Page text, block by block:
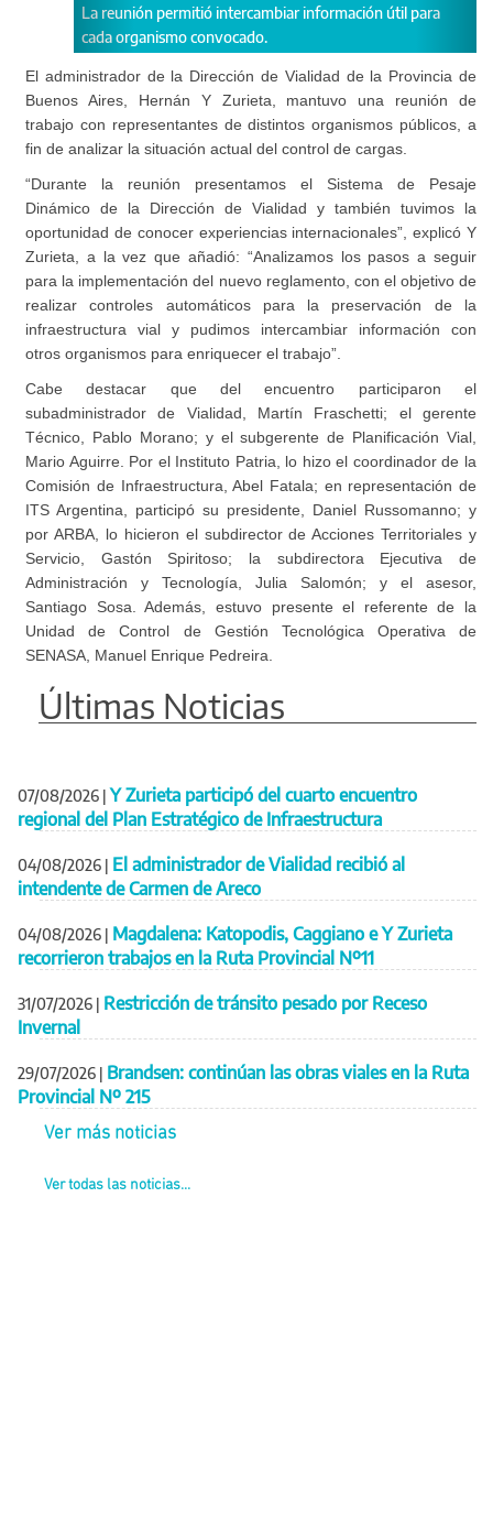
intercambiar información útil para
convocado.
“Analizamos los pasos a
El administrador de la Dirección de Vialidad de la Provincia de
Buenos Aires, Hernán Y Zurieta, mantuvo una reunión de
trabajo con representantes de distintos organismos públicos, a
fin de analizar la situación actual del control de cargas.
“Durante la reunión presentamos el Sistema de Pesaje
Dinámico de la Dirección de Vialidad y también tuvimos la
oportunidad de conocer experiencias internacionales”, explicó Y
Zurieta, a la vez que añadió: “Analizamos los pasos a seguir
para la implementación del nuevo reglamento, con el objetivo de
realizar controles automáticos para la preservación de la
infraestructura vial y pudimos intercambiar información con
otros organismos para enriquecer el trabajo”.
Cabe destacar que del encuentro participaron el
subadministrador de Vialidad, Martín Fraschetti; el gerente
Técnico, Pablo Morano; y el subgerente de Planificación Vial,
Mario Aguirre. Por el Instituto Patria, lo hizo el coordinador de la
Comisión de Infraestructura, Abel Fatala; en representación de
ITS Argentina, participó su presidente, Daniel Russomanno; y
por ARBA, lo hicieron el subdirector de Acciones Territoriales y
Servicio, Gastón Spiritoso; la subdirectora Ejecutiva de
Administración y Tecnología, Julia Salomón; y el asesor,
Santiago Sosa. Además, estuvo presente el referente de la
Unidad de Control de Gestión Tecnológica Operativa de
SENASA, Manuel Enrique Pedreira.
Últimas Noticias
07/08/2026 | Y Zurieta participó del cuarto encuentro
regional del Plan Estratégico de Infraestructura
04/08/2026 | El administrador de Vialidad recibió al
intendente de Carmen de Areco
04/08/2026 | Magdalena: Katopodis, Caggiano e Y Zurieta
recorrieron trabajos en la Ruta Provincial Nº11
31/07/2026 | Restricción de tránsito pesado por Receso
Invernal
29/07/2026 | Brandsen: continúan las obras viales en la Ruta
Provincial Nº 215
Ver más noticias
Ver todas las noticias...